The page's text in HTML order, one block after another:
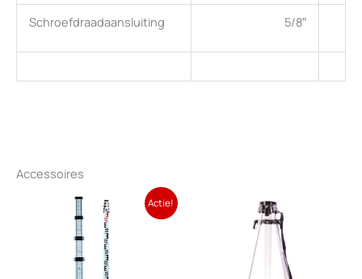
Schroefdraadaansluiting 5/8″
Accessoires
Actie!